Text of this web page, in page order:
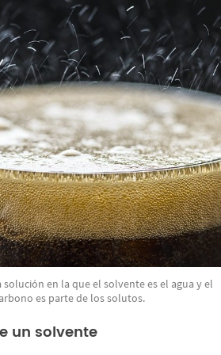
solución en la que el solvente es el agua y el
es parte de los solutos.
un solvente